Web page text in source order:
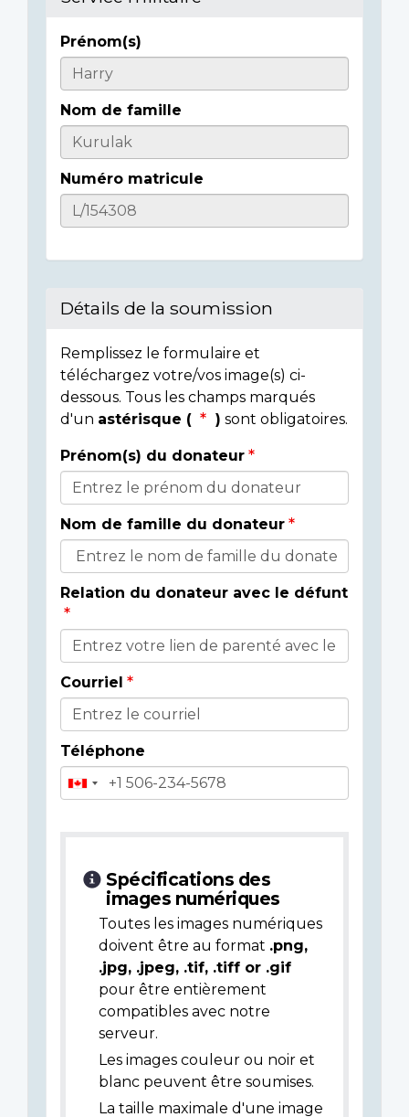
Informations
sur
l'individu
Prénom(s)
Nom de famille
Numéro matricule
Détails de la soumission
Remplissez le formulaire et
téléchargez votre/vos image(s) ci-
dessous. Tous les champs marqués
d'un astérisque ( ) sont obligatoires.
Détails
du
donateur
Prénom(s) du donateur
Nom de famille du donateur
Relation du donateur avec le défunt
Courriel
Téléphone
Spécifications des
images numériques
Toutes les images numériques
doivent être au format .png,
.jpg, .jpeg, .tif, .tiff or .gif
pour être entièrement
compatibles avec notre
serveur.
Les images couleur ou noir et
blanc peuvent être soumises.
La taille maximale d'une image